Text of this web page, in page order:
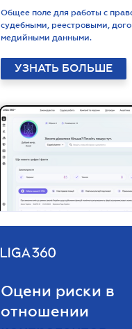
Общее поле для работы с
судебными, реестровыми,
медийными данными.
УЗНАТЬ БОЛЬШЕ
Оцени риски в
отношении